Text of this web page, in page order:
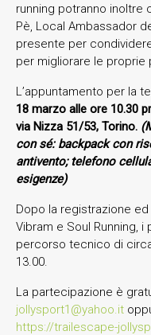
running potranno inoltre
Pè, Local Ambassador
presente per
per migliorare le proprie
L’appuntamento per la
18 marzo alle ore 10.30
via Nizza 51/53, Torino.
con sé: backpack con
antivento; telefono
esigenze)
Dopo la registrazione
Vibram e Soul Running,
percorso tecnico di
13.00.
La partecipazione è
jollysport1@yahoo.it
https://trailescape-